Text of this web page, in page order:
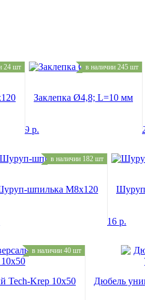
24 шт в наличии 245 шт
Заклепка Ø4,8; L=10 мм
9 р.
в наличии 182 шт
шпилька M8x120
16 р.
в наличии 40 шт
Tech-Krep 10x50 Дюбель